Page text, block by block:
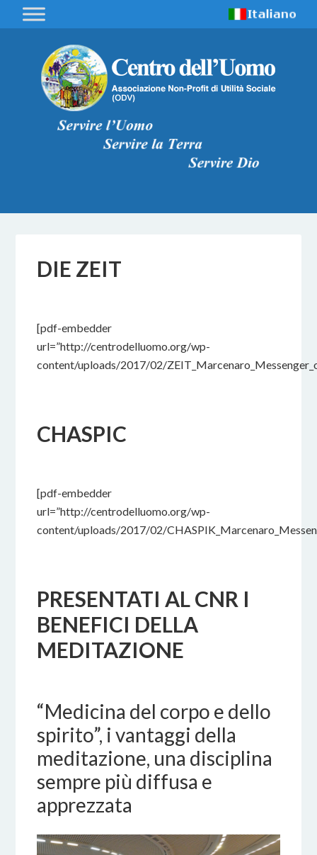
DIE ZEIT
[pdf-embedder
url=”http://centrodelluomo.org/wp-
content/uploads/2017/02/
CHASPIC
[pdf-embedder
url=”http://centrodelluomo.org/wp-
content/uploads/2017/02/
PRESENTATI AL CNR I
BENEFICI DELLA
MEDITAZIONE
“Medicina del corpo e dello
spirito”, i vantaggi della
meditazione, una disciplina
sempre più diffusa e
apprezzata